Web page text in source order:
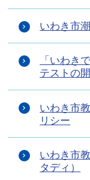
いわき市
「いわき
テストの
いわき市
リシー
いわき市
タディ）